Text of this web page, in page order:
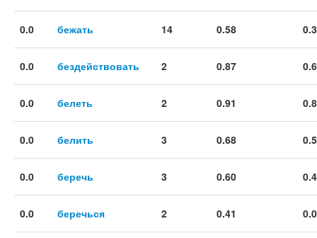
0.0 бежать 14 0.58
0.0 бездействовать 2 0.87
0.0 белеть 2 0.91
0.0 белить 3 0.68
0.0 беречь 3 0.60
0.0 беречься 2 0.41